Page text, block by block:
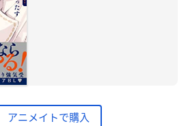
アニメイトで購入